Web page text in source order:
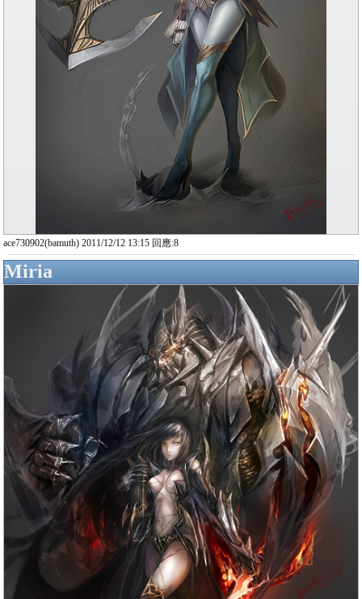
ace730902(bamuth) 2011/12/12 13:15 回應:8
Miria